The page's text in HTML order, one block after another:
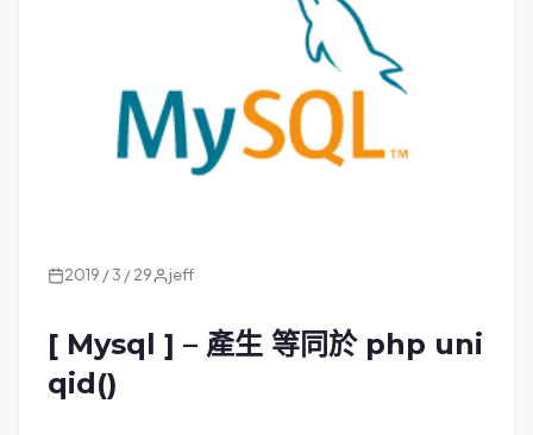
2019 / 3 / 29 jeff
[ Mysql ] – 產生 等同於 php uni
qid()